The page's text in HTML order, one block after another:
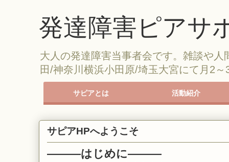
発達障害ピアサ
大人の発達障害当事者会です。雑談や
田/神奈川横浜小田原/埼玉大宮にて月2
サピアとは 活動紹介
サピアHPへようこそ
―――はじめに―――